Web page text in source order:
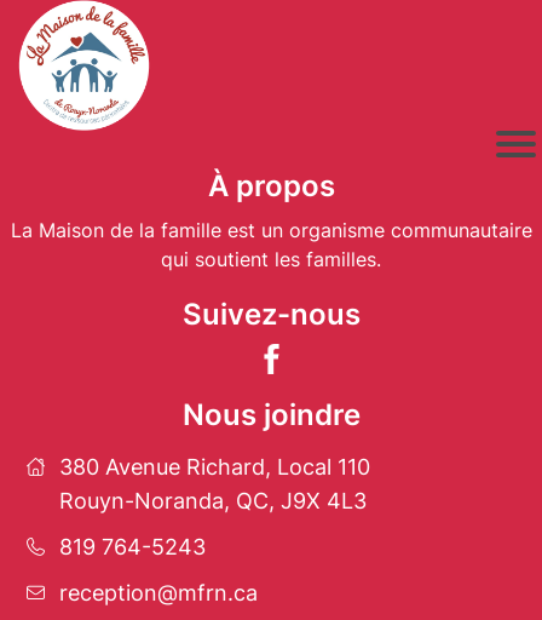
À propos
La Maison de la famille est un organisme communautaire
qui soutient les familles.
Suivez-nous
Nous joindre
380 Avenue Richard, Local 110
Rouyn-Noranda, QC, J9X 4L3
819 764-5243
reception@mfrn.ca